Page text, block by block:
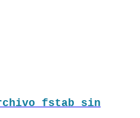
fstab sin